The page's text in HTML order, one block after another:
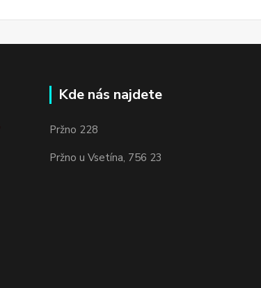
Kde nás najdete
Pržno 228
Pržno u Vsetína, 756 23